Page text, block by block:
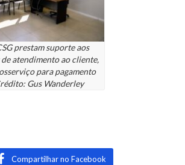
prestam suporte aos
de atendimento ao cliente,
para pagamento
Gus Wanderley
Compartilhar no Facebook